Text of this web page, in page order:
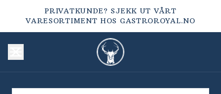
PRIVATKUNDE? SJEKK UT VÅRT
VARESORTIMENT HOS GASTROROYAL.NO